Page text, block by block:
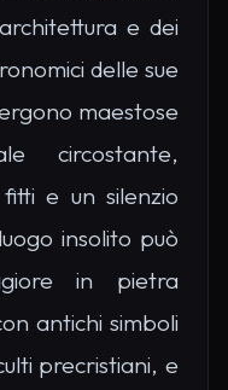
e dei
delle sue
maestose
circostante,
e un silenzio
insolito può
in pietra
antichi simboli
precristiani, e